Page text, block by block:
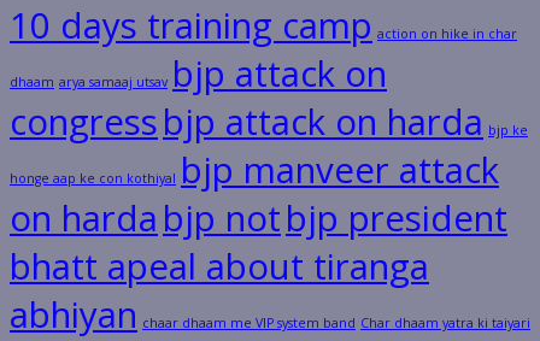
10 days training camp action on hike in char
dhaam arya samaaj utsav bjp attack on
congressbjp attack on harda bjp ke
honge aap ke con kothiyal bjp manveer attack
on harda bjp notbjp president
bhatt apeal about tiranga
abhiyan chaar dhaam me VIP system band Char dhaam yatra ki taiyari